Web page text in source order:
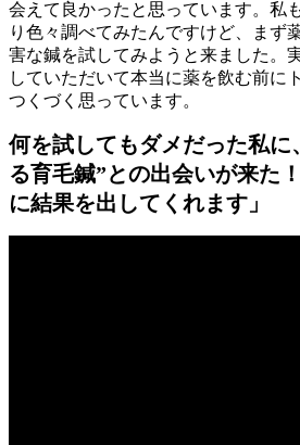
会えて良かったと思っています。私
り色々調べてみたんですけど、まず
害な鍼を試してみようと来ました。
していただいて本当に薬を飲む前に
つくづく思っています。
何を試してもダメだった私に
る育毛鍼”との出会いが来た
に結果を出してくれます」